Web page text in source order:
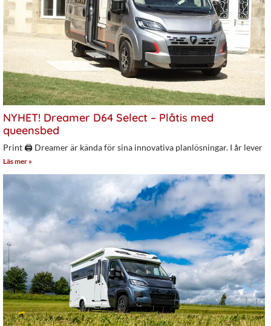
NYHET! Dreamer D64 Select – Plåtis med
queensbed
Print 🖨 Dreamer är kända för sina innovativa planlösningar. I år lever
Läs mer »